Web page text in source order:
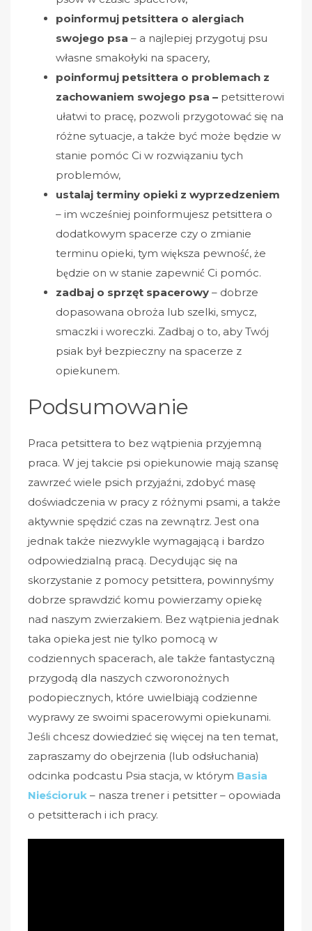
poinformuj petsittera o alergiach
swojego psa – a najlepiej przygotuj psu
własne smakołyki na spacery,
poinformuj petsittera o problemach z
zachowaniem swojego psa – petsitterowi
ułatwi to pracę, pozwoli przygotować się na
różne sytuacje, a także być może będzie w
stanie pomóc Ci w rozwiązaniu tych
problemów,
ustalaj terminy opieki z wyprzedzeniem
– im wcześniej poinformujesz petsittera o
dodatkowym spacerze czy o zmianie
terminu opieki, tym większa pewność, że
będzie on w stanie zapewnić Ci pomóc.
zadbaj o sprzęt spacerowy – dobrze
dopasowana obroża lub szelki, smycz,
smaczki i woreczki. Zadbaj o to, aby Twój
psiak był bezpieczny na spacerze z
opiekunem.
Podsumowanie
Praca petsittera to bez wątpienia przyjemną
praca. W jej takcie psi opiekunowie mają szansę
zawrzeć wiele psich przyjaźni, zdobyć masę
doświadczenia w pracy z różnymi psami, a także
aktywnie spędzić czas na zewnątrz. Jest ona
jednak także niezwykle wymagającą i bardzo
odpowiedzialną pracą. Decydując się na
skorzystanie z pomocy petsittera, powinnyśmy
dobrze sprawdzić komu powierzamy opiekę
nad naszym zwierzakiem. Bez wątpienia jednak
taka opieka jest nie tylko pomocą w
codziennych spacerach, ale także fantastyczną
przygodą dla naszych czworonożnych
podopiecznych, które uwielbiają codzienne
wyprawy ze swoimi spacerowymi opiekunami.
Jeśli chcesz dowiedzieć się więcej na ten temat,
zapraszamy do obejrzenia (lub odsłuchania)
odcinka podcastu Psia stacja, w którym Basia
Nieścioruk – nasza trener i petsitter – opowiada
o petsitterach i ich pracy.